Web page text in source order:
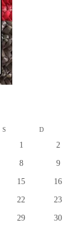
S D
1 2
8 9
15 16
22 23
29 30